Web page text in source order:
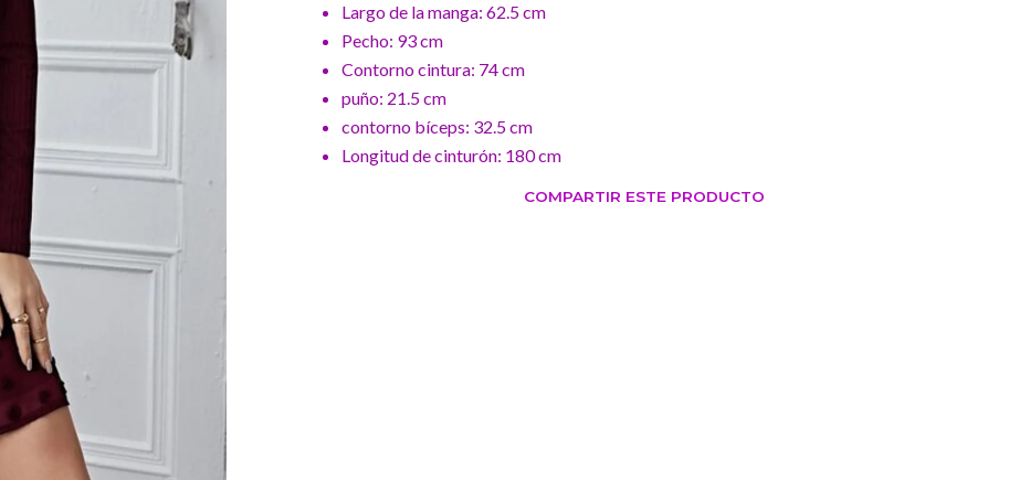
Largo de la manga: 62.5 cm
Pecho: 93 cm
Contorno cintura: 74 cm
puño: 21.5 cm
contorno bíceps: 32.5 cm
Longitud de cinturón: 180 cm
COMPARTIR ESTE PRODUCTO